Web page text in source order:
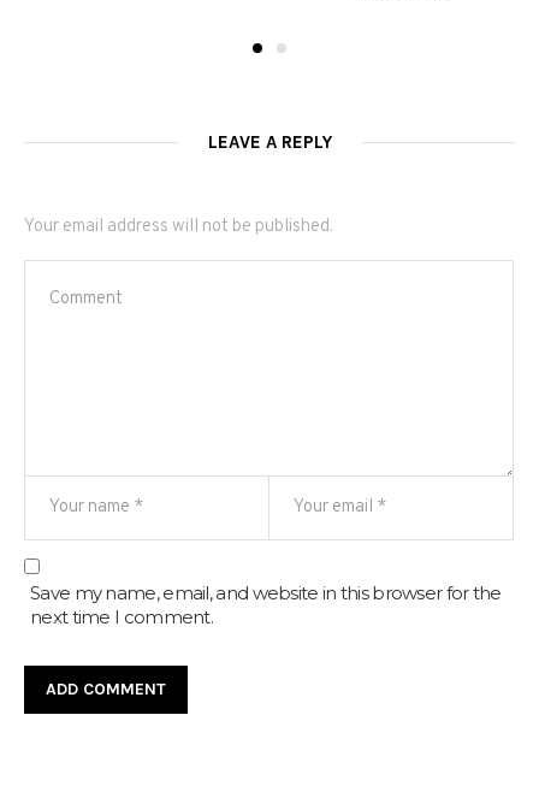
LEAVE A REPLY
Your email address will not be published.
Save my name, email, and website in this browser for the
next time I comment.